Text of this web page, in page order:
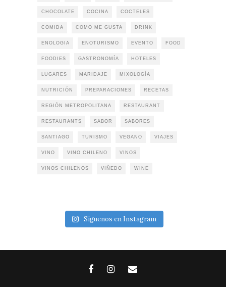
CHOCOLATE COCINA COCTELES
COMIDA COMO ME GUSTA DRINK
ENOLOGIA ENOTURISMO EVENTO FOOD
FOODIES GASTRONOMÍA HOTELES
LUGARES MARIDAJE MIXOLOGÍA
NUTRICIÓN PREPARACIONES RECETAS
REGIÓN METROPOLITANA RESTAURANT
RESTAURANTS SABOR SABORES
SANTIAGO TURISMO VEGANO VIAJES
VINO VINO CHILENO VINOS
VINOS CHILENOS VIÑEDO WINE
Síguenos en Instagram